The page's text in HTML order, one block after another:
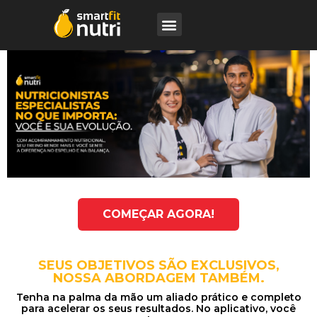
COMEÇAR AGORA!
SEUS OBJETIVOS SÃO EXCLUSIVOS,
NOSSA ABORDAGEM TAMBÉM.
Tenha na palma da mão um aliado prático e completo
para acelerar os seus resultados. No aplicativo, você